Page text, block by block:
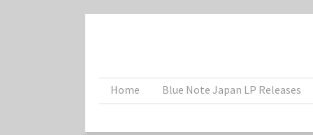
Home Blue Note Japan LP Releases